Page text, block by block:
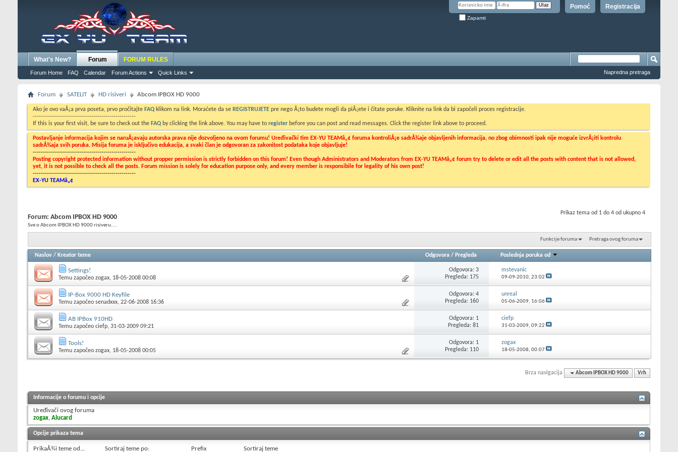
Registracija
Pomoć
Zapamti
What's New? Forum
Forum Home FAQ Calendar Forum Actions Quick Links
FORUM RULES
Napredna pretraga
Forum SATELIT HD risiveri Abcom IPBOX HD 9000
Ako je ovo vaÅ¡a prva poseta, prvo pročitajte FAQ klikom na link. Moraćete da se REGISTRUJETE pre nego Å¡to budete mogli da piÅ¡ete i čitate poruke. Kliknite na link da bi započeli proces registracije.
---------------------------------------------------
If this is your first visit, be sure to check out the FAQ by clicking the link above. You may have to register before you can post and read messages. Click the register link above to proceed.
Postavljanje informacija kojim se naruÅ¡avaju autorska prava nije dozvoljeno na ovom forumu! Uređivački tim EX-YU TEAMâ„¢ foruma kontroliÅ¡e sadrÅ¾aje objavljenih informacija, no zbog obimnosti ipak nije moguće izvrÅ¡iti kontrolu
sadrÅ¾aja svih poruka. Misija foruma je isključivo edukacija, a svaki član je odgovoran za zakonitost podataka koje objavljuje!
---------------------------------------------------
Posting copyright protected information without propper permission is strictly forbidden on this forum! Even though Administrators and Moderators from EX-YU TEAMâ„¢ forum try to delete or edit all the posts with content that is not allowed,
yet, it is not possible to check all the posts. Forum mission is solely for education purpose only, and every member is responsibile for legality of his own post!
---------------------------------------------------
EX-YU TEAMâ„¢
Prikaz tema od 1 do 4 od ukupno 4
Forum: Abcom IPBOX HD 9000
Sve o Abcom IPBOX HD 9000 risiveru....
Funkcije foruma Pretraga ovog foruma
Naslov / Kreator teme Odgovora / Pregleda Poslednja poruka od
Settings!
Temu započeo zogax, 18-05-2008 00:08
Odgovora: 3
Pregleda: 175
mstevanic
09-09-2010, 23:02
IP-Box 9000 HD Keyfile
Temu započeo senadxxx, 22-06-2008 16:36
Odgovora: 4
Pregleda: 160
unreal
05-06-2009, 16:06
AB IPBox 910HD
Temu započeo ciefp, 31-03-2009 09:21
Odgovora: 1
Pregleda: 81
ciefp
31-03-2009, 09:22
Tools!
Temu započeo zogax, 18-05-2008 00:05
Odgovora: 1
Pregleda: 110
zogax
18-05-2008, 00:07
Brza navigacija Abcom IPBOX HD 9000 Vrh
Informacije o forumu i opcije
Uređivači ovog foruma
zogax, Alucard
Opcije prikaza tema
PrikaÅ¾i teme od... Sortiraj teme po: Prefix Sortiraj teme